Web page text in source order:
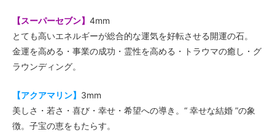
【スーパーセブン】 4mm
とても高いエネルギーが総合的な運気を好転させる開運の石。
金運を高める・事業の成功・霊性を高める・トラウマの癒し・グ
ラウンディング。
【アクアマリン】 3mm
美しさ・若さ・喜び・幸せ・希望への導き。“ 幸せな結婚 ”の象
徴。子宝の恵をもたらす。